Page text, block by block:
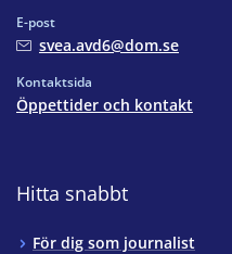
E-post
svea.avd6@dom.se
Kontaktsida
Öppettider och kontakt
Hitta snabbt
För dig som journalist